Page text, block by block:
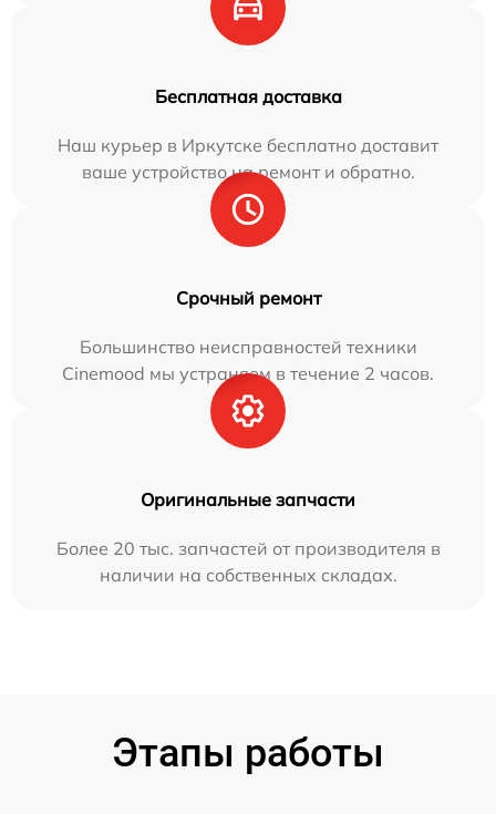
Бесплатная доставка
Наш курьер в Иркутске бесплатно доставит
ваше устройство на ремонт и обратно.
Срочный ремонт
Большинство неисправностей техники
Cinemood мы устраняем в течение 2 часов.
Оригинальные запчасти
Более 20 тыс. запчастей от производителя в
наличии на собственных складах.
Этапы работы